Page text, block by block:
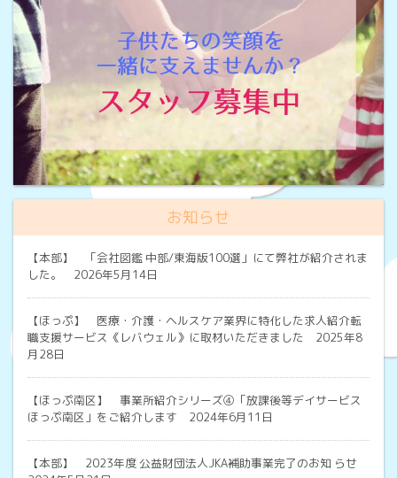
お知らせ
【本部】
「会社図鑑 中部/東海版100選」にて弊社が紹介されま
した。 2026年5月14日
【ほっぷ】
医療・介護・ヘルスケア業界に特化した求人紹介転
職支援サービス《レバウェル》に取材いただきました 2025年8
月28日
【ほっぷ南区】
事業所紹介シリーズ④「放課後等デイサービス
ほっぷ南区」をご紹介します 2024年6月11日
【本部】
2023年度 公益財団法人JKA補助事業完了のお知 らせ